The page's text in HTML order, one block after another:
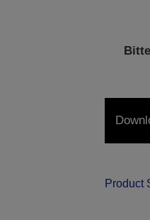
Product